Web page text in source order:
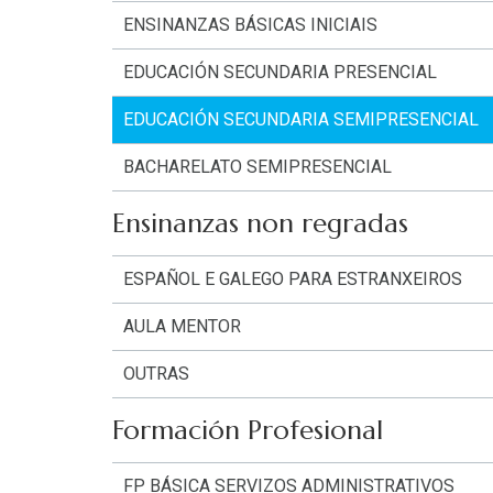
ENSINANZAS BÁSICAS INICIAIS
EDUCACIÓN SECUNDARIA PRESENCIAL
EDUCACIÓN SECUNDARIA SEMIPRESENCIAL
BACHARELATO SEMIPRESENCIAL
Ensinanzas non regradas
ESPAÑOL E GALEGO PARA ESTRANXEIROS
AULA MENTOR
OUTRAS
Formación Profesional
FP BÁSICA SERVIZOS ADMINISTRATIVOS